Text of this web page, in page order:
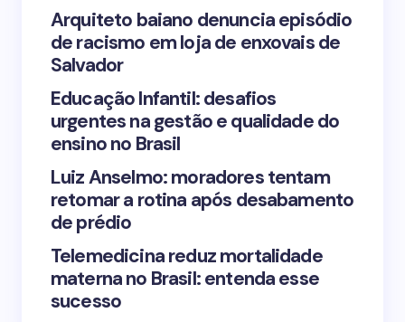
Save my name and email in this browser for the
Submit Comment
Arquiteto baiano denuncia episódio
de racismo em loja de enxovais de
Salvador
Educação Infantil: desafios
urgentes na gestão e qualidade do
ensino no Brasil
Luiz Anselmo: moradores tentam
retomar a rotina após desabamento
de prédio
Telemedicina reduz mortalidade
materna no Brasil: entenda esse
sucesso